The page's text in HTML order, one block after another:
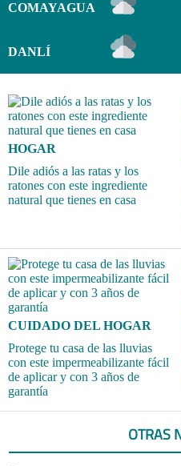
COMAYAGUA
DANLÍ
HOGAR
Dile adiós a las ratas y los
ratones con este ingrediente
natural que tienes en casa
CUIDADO DEL HOGAR
Protege tu casa de las lluvias
con este impermeabilizante fácil
de aplicar y con 3 años de
garantía
OTRAS